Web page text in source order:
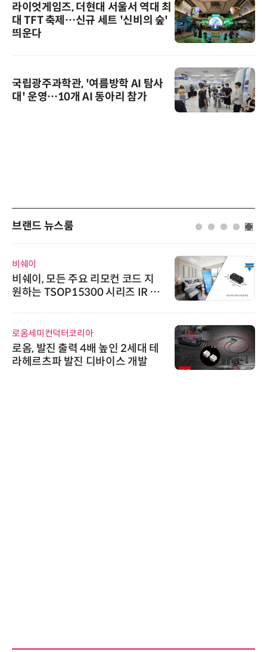
라이엇게임즈, 더현대 서울서 역대 최
대 TFT 축제…신규 세트 '신비의 숲'
띄운다
국립광주과학관, '여름방학 AI 탐사
대' 운영…10개 AI 동아리 참가
브랜드 뉴스룸
비쉐이
비쉐이, 모든 주요 리모컨 코드 지
원하는 TSOP15300 시리즈 IR 수
로옴세미컨덕터코리아
로옴, 발진 출력 4배 높인 2세대 테
라헤르츠파 발진 디바이스 개발